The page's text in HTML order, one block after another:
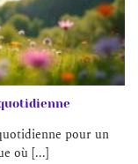
pour un
où [...]